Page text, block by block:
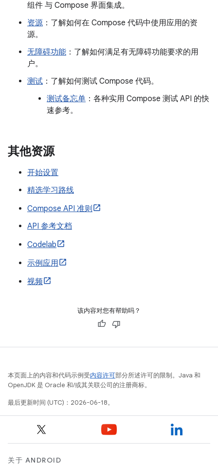
组件 与 Compose 界面集成。
资源 ：了解如何在 Compose 代码中使用应用的资
源。
无障碍功能 ：了解如何满足有无障碍功能要求的用
户。
测试 ：了解如何测试 Compose 代码。
测试备忘单 ：各种实用 Compose 测试 API 的快
速参考。
其他资源
开始设置
精选学习路线
Compose API 准则
API 参考文档
Codelab
示例应用
视频
该内容对您有帮助吗？
本页面上的内容和代码示例受内容许可部分所述许可的限制。Java 和
OpenJDK 是 Oracle 和/或其关联公司的注册商标。
最后更新时间 (UTC)：2026-06-18。
关于 ANDROID